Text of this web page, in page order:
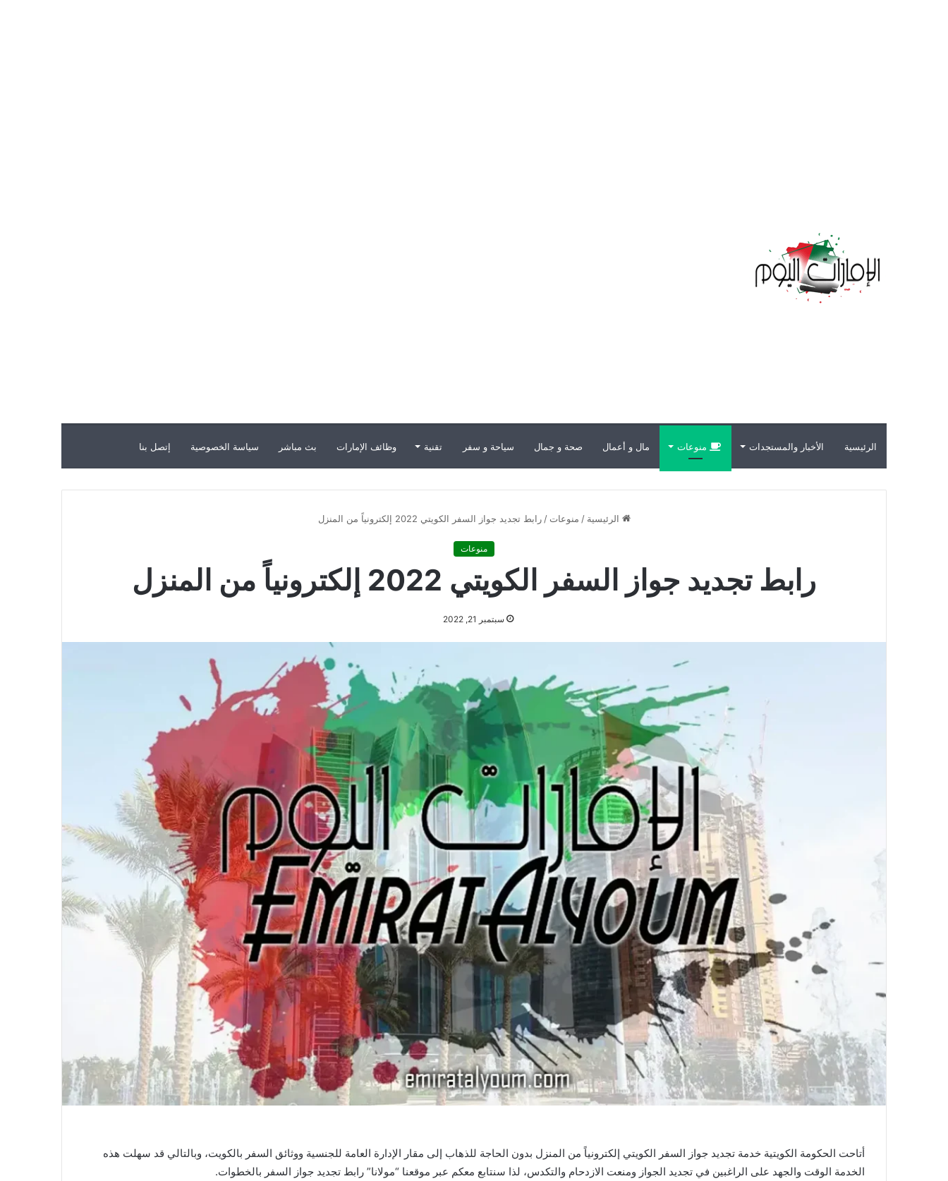
الرئيسية الأخبار والمستجدات منوعات مال و أعمال صحة و جمال سياحة و سفر تقنية وظائف الإمارات بث مباشر سياسة الخصوصية إتصل بنا
الرئيسية / منوعات / رابط تجديد جواز السفر الكويتي 2022 إلكترونياً من المنزل
منوعات
رابط تجديد جواز السفر الكويتي 2022 إلكترونياً من المنزل
سبتمبر 21, 2022
أتاحت الحكومة الكويتية خدمة تجديد جواز السفر الكويتي إلكترونياً من المنزل بدون الحاجة للذهاب إلى مقار الإدارة العامة للجنسية ووثائق السفر بالكويت، وبالتالي قد سهلت هذه
الخدمة الوقت والجهد على الراغبين في تجديد الجواز ومنعت الازدحام والتكدس، لذا سنتابع معكم عبر موقعنا “مولانا” رابط تجديد جواز السفر بالخطوات.